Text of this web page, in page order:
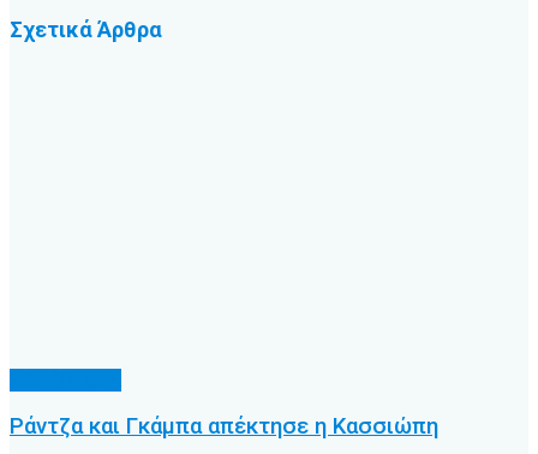
ΣχετικάΆρθρα
Ράντζα και Γκάμπα απέκτησε η Κασσιώπη